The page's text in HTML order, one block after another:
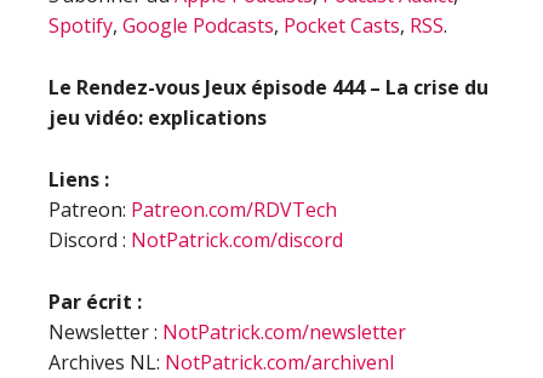
Spotify, Google Podcasts, Pocket Casts, RSS.
Le Rendez-vous Jeux épisode 444 – La crise du
jeu vidéo: explications
Liens :
Patreon: Patreon.com/RDVTech
Discord : NotPatrick.com/discord
Par écrit :
Newsletter : NotPatrick.com/newsletter
Archives NL: NotPatrick.com/archivenl